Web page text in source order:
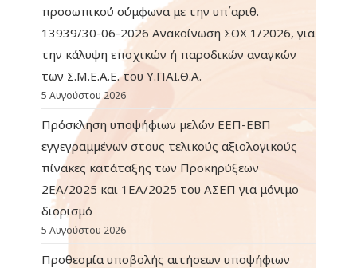
προσωπικού σύμφωνα με την υπ΄αριθ.
13939/30-06-2026 Ανακοίνωση ΣΟΧ 1/2026, για
την κάλυψη εποχικών ή παροδικών αναγκών
των Σ.Μ.Ε.Α.Ε. του Υ.ΠΑΙ.Θ.Α.
5 Αυγούστου 2026
Πρόσκληση υποψήφιων μελών ΕΕΠ-ΕΒΠ
εγγεγραμμένων στους τελικούς αξιολογικούς
πίνακες κατάταξης των Προκηρύξεων
2ΕΑ/2025 και 1ΕΑ/2025 του ΑΣΕΠ για μόνιμο
διορισμό
5 Αυγούστου 2026
Προθεσμία υποβολής αιτήσεων υποψήφιων